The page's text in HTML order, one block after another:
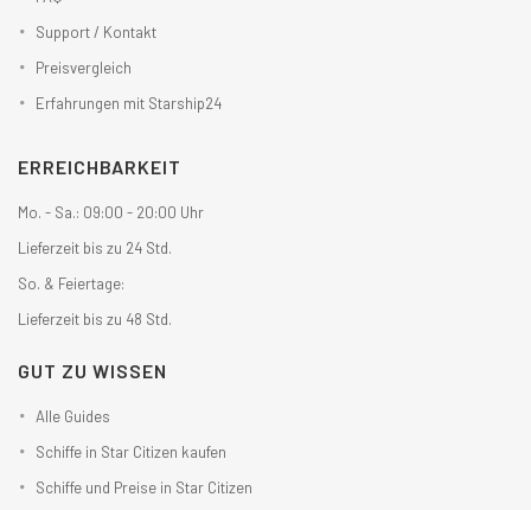
Support / Kontakt
Preisvergleich
Erfahrungen mit Starship24
ERREICHBARKEIT
Mo. - Sa.: 09:00 - 20:00 Uhr
Lieferzeit bis zu 24 Std.
So. & Feiertage:
Lieferzeit bis zu 48 Std.
GUT ZU WISSEN
Alle Guides
Schiffe in Star Citizen kaufen
Schiffe und Preise in Star Citizen